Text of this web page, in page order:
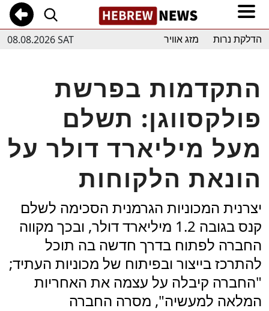
08.08.2026 SAT הדלקת נרות מזג אוויר
התקדמות בפרשת
פולקסווגן: תשלם
מעל מיליארד דולר על
הונאת הלקוחות
יצרנית המכוניות הגרמנית הסכימה לשלם
קנס בגובה 1.2 מיליארד דולר, ובכך מקווה
החברה לפתוח בדרך חדשה בה תוכל
להתרכז בייצור ובפיתוח של מכוניות העתיד;
"החברה קיבלה על עצמה את האחריות
המלאה למעשיה", מסרה החברה